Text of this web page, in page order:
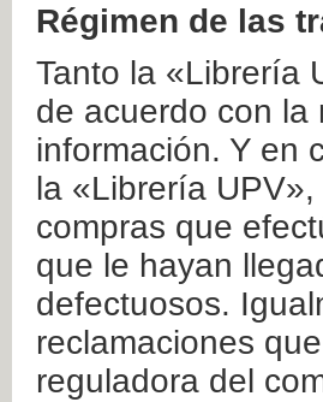
Régimen de las
Tanto la «Librería
de acuerdo con la
información. Y en
la «Librería
compras que
que le hayan
defectuosos.
reclamaciones
reguladora del